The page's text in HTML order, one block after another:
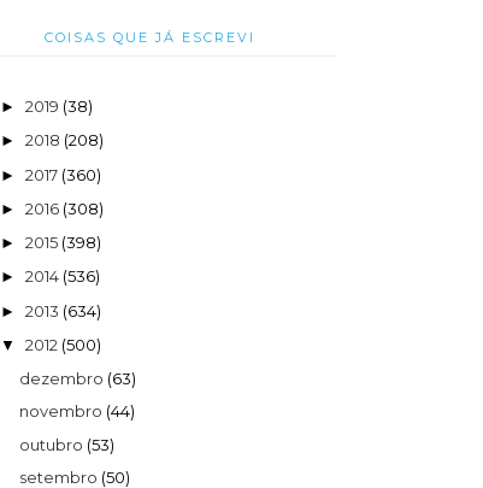
COISAS QUE JÁ ESCREVI
► 2019 (38)
► 2018 (208)
► 2017 (360)
► 2016 (308)
► 2015 (398)
► 2014 (536)
► 2013 (634)
▼ 2012 (500)
dezembro (63)
novembro (44)
outubro (53)
setembro (50)